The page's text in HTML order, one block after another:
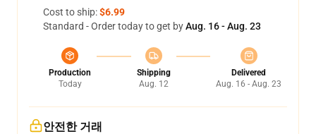
Cost to ship:$6.99
Standard - Order today to get byAug. 16 - Aug. 23
Production
Today
Shipping
Aug. 12
Delivered
Aug. 16 - Aug. 23
안전한 거래